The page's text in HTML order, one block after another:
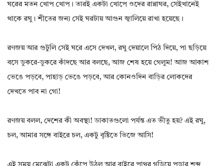
ঘরের মতন খোপ খোপ। তারই একটা খোপে ওদের রান্নাঘর, সেইখানেই
থাকে রঘু। শীতের জন্য সেই ঘরটায় আগুন জ্বালিয়ে রাখা হয়েছে।
রণজয় আর গুটুলি সেই ঘরে এসে দেখল, রঘু দেয়ালে পিঠ দিয়ে, পা ছড়িয়ে
বসে ডুকরে-ডুকরে কাঁদছে আর বলছে, আজ শেষ হয়ে গেলুম! আজ আকাশ
ভেঙে পড়বে, পাহাড় ভেঙে পড়বে, আর কোনওদিন বাড়ির লোকদের
দেখতে পাব না গো!
রণজয় বলল, দেশের কী অবস্থা! ডাকাতগুলো পর্যন্ত এত ভীতু হয়? এই রঘু,
চল, আমার সঙ্গে বাইরে চল, একটু বৃষ্টিতে ভিজে আসি!